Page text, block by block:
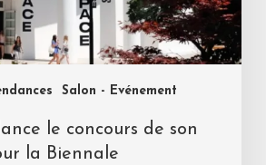
Salon - Evénement
le concours de son
la Biennale